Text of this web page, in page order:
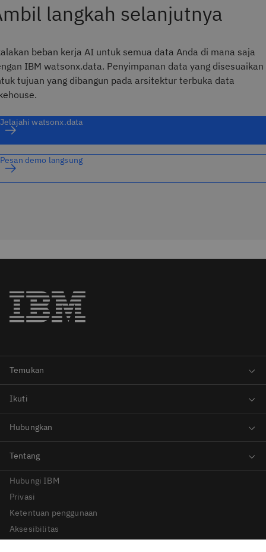
langkah selanjutnya
beban kerja AI untuk semua data Anda di mana saja
IBM watsonx.data. Penyimpanan data yang disesuaikan
tujuan yang dibangun pada arsitektur terbuka data
Jelajahi watsonx.data
Pesan demo langsung
Hubungi IBM
Privasi
Ketentuan penggunaan
Aksesibilitas